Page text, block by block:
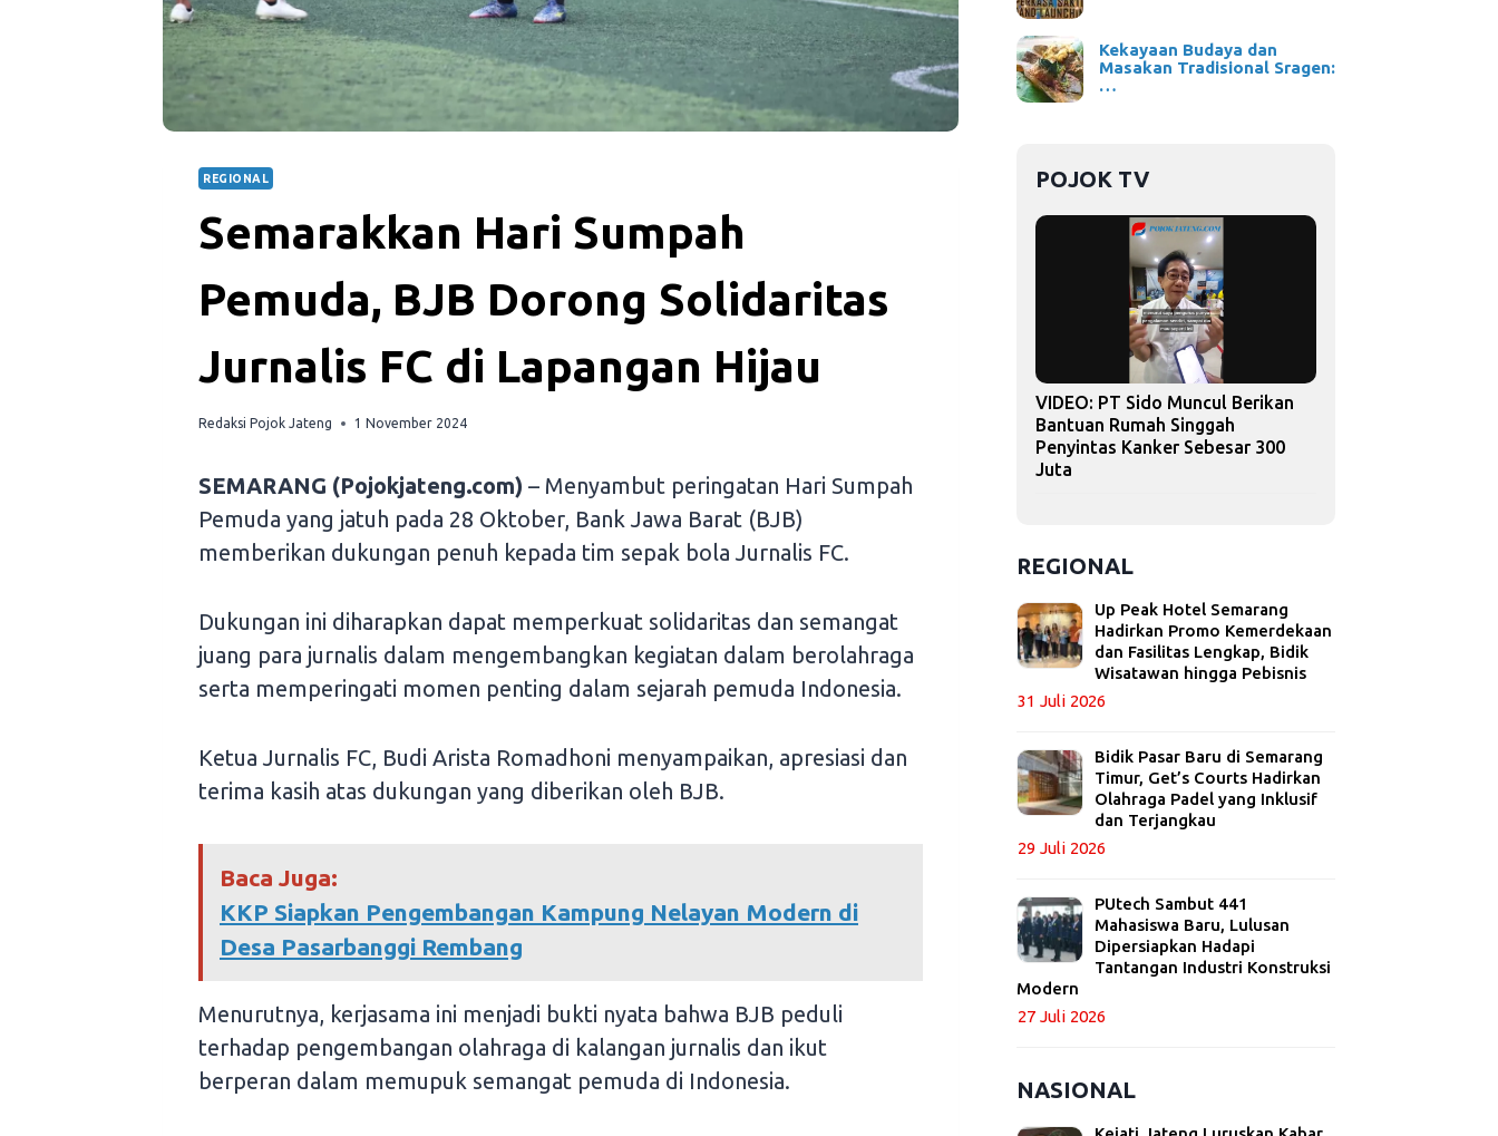
REGIONAL
Semarakkan Hari Sumpah
Pemuda, BJB Dorong Solidaritas
Jurnalis FC di Lapangan Hijau
Redaksi Pojok Jateng 1 November 2024
SEMARANG (Pojokjateng.com) – Menyambut peringatan Hari Sumpah
Pemuda yang jatuh pada 28 Oktober, Bank Jawa Barat (BJB)
memberikan dukungan penuh kepada tim sepak bola Jurnalis FC.
Dukungan ini diharapkan dapat memperkuat solidaritas dan semangat
juang para jurnalis dalam mengembangkan kegiatan dalam berolahraga
serta memperingati momen penting dalam sejarah pemuda Indonesia.
Ketua Jurnalis FC, Budi Arista Romadhoni menyampaikan, apresiasi dan
terima kasih atas dukungan yang diberikan oleh BJB.
Baca Juga:
KKP Siapkan Pengembangan Kampung Nelayan Modern di
Desa Pasarbanggi Rembang
Menurutnya, kerjasama ini menjadi bukti nyata bahwa BJB peduli
terhadap pengembangan olahraga di kalangan jurnalis dan ikut
berperan dalam memupuk semangat pemuda di Indonesia.
Kekayaan Budaya dan
Masakan Tradisional Sragen:
…
POJOK TV
VIDEO: PT Sido Muncul Berikan
Bantuan Rumah Singgah
Penyintas Kanker Sebesar 300
Juta
REGIONAL
Up Peak Hotel Semarang
Hadirkan Promo Kemerdekaan
dan Fasilitas Lengkap, Bidik
Wisatawan hingga Pebisnis
31 Juli 2026
Bidik Pasar Baru di Semarang
Timur, Get’s Courts Hadirkan
Olahraga Padel yang Inklusif
dan Terjangkau
29 Juli 2026
PUtech Sambut 441
Mahasiswa Baru, Lulusan
Dipersiapkan Hadapi
Tantangan Industri Konstruksi
Modern
27 Juli 2026
NASIONAL